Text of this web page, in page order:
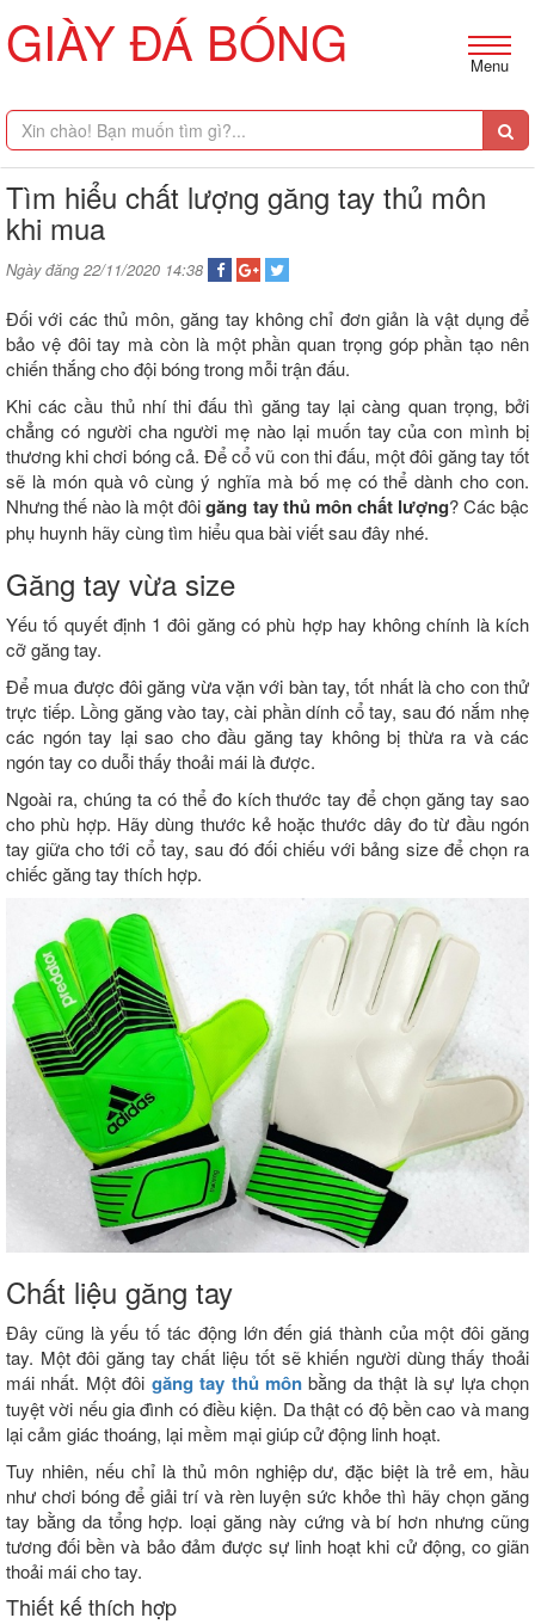
GIÀY ĐÁ BÓNG Menu
Tìm hiểu chất lượng găng tay thủ môn
khi mua
Ngày đăng 22/11/2020 14:38
Đối với các thủ môn, găng tay không chỉ đơn giản là vật dụng để
bảo vệ đôi tay mà còn là một phần quan trọng góp phần tạo nên
chiến thắng cho đội bóng trong mỗi trận đấu.
Khi các cầu thủ nhí thi đấu thì găng tay lại càng quan trọng, bởi
chẳng có người cha người mẹ nào lại muốn tay của con mình bị
thương khi chơi bóng cả. Để cổ vũ con thi đấu, một đôi găng tay tốt
sẽ là món quà vô cùng ý nghĩa mà bố mẹ có thể dành cho con.
Nhưng thế nào là một đôigăng tay thủ môn chất lượng? Các bậc
phụ huynh hãy cùng tìm hiểu qua bài viết sau đây nhé.
Găng tay vừa size
Yếu tố quyết định 1 đôi găng có phù hợp hay không chính là kích
cỡ găng tay.
Để mua được đôi găng vừa vặn với bàn tay, tốt nhất là cho con thử
trực tiếp. Lồng găng vào tay, cài phần dính cổ tay, sau đó nắm nhẹ
các ngón tay lại sao cho đầu găng tay không bị thừa ra và các
ngón tay co duỗi thấy thoải mái là được.
Ngoài ra, chúng ta có thể đo kích thước tay để chọn găng tay sao
cho phù hợp. Hãy dùng thước kẻ hoặc thước dây đo từ đầu ngón
tay giữa cho tới cổ tay, sau đó đối chiếu với bảng size để chọn ra
chiếc găng tay thích hợp.
Chất liệu găng tay
Đây cũng là yếu tố tác động lớn đến giá thành của một đôi găng
tay. Một đôi găng tay chất liệu tốt sẽ khiến người dùng thấy thoải
mái nhất. Một đôi găng tay thủ môn bằng da thật là sự lựa chọn
tuyệt vời nếu gia đình có điều kiện. Da thật có độ bền cao và mang
lại cảm giác thoáng, lại mềm mại giúp cử động linh hoạt.
Tuy nhiên, nếu chỉ là thủ môn nghiệp dư, đặc biệt là trẻ em, hầu
như chơi bóng để giải trí và rèn luyện sức khỏe thì hãy chọn găng
tay bằng da tổng hợp. loại găng này cứng và bí hơn nhưng cũng
tương đối bền và bảo đảm được sự linh hoạt khi cử động, co giãn
thoải mái cho tay.
Thiết kế thích hợp